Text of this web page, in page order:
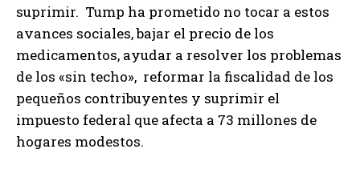
suprimir. Tump ha prometido no tocar a estos
avances sociales, bajar el precio de los
medicamentos, ayudar a resolver los problemas
de los «sin techo», reformar la fiscalidad de los
pequeños contribuyentes y suprimir el
impuesto federal que afecta a 73 millones de
hogares modestos.